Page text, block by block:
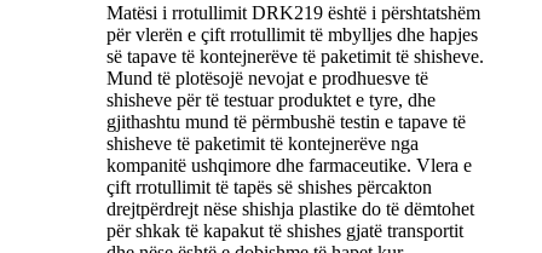
Matësi i rrotullimit DRK219 është i përshtatshëm
për vlerën e çift rrotullimit të mbylljes dhe hapjes
së tapave të kontejnerëve të paketimit të shisheve.
Mund të plotësojë nevojat e prodhuesve të
shisheve për të testuar produktet e tyre, dhe
gjithashtu mund të përmbushë testin e tapave të
shisheve të paketimit të kontejnerëve nga
kompanitë ushqimore dhe farmaceutike. Vlera e
çift rrotullimit të tapës së shishes përcakton
drejtpërdrejt nëse shishja plastike do të dëmtohet
për shkak të kapakut të shishes gjatë transportit